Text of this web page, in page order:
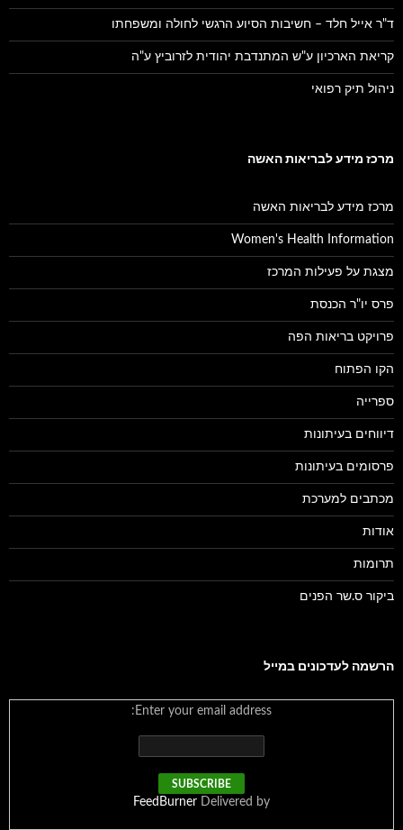
ד"ר אייל חלד – חשיבות הסיוע הרגשי לחולה ומשפחתו
קריאת הארכיון ע"ש המתנדבת יהודית לזרוביץ ע"ה
ניהול תיק רפואי
מרכז מידע לבריאות האשה
מרכז מידע לבריאות האשה
Women's Health Information
מצגת על פעילות המרכז
פרס יו"ר הכנסת
פרויקט בריאות הפה
הקו הפתוח
ספרייה
דיווחים בעיתונות
פרסומים בעיתונות
מכתבים למערכת
אודות
תרומות
ביקור ס.שר הפנים
הרשמה לעדכונים במייל
Enter your email address:
Delivered by
FeedBurner